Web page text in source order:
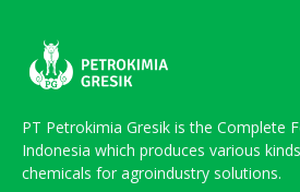
PT Petrokimia Gresik is the Complete
Indonesia which produces various
chemicals for agroindustry solutions.